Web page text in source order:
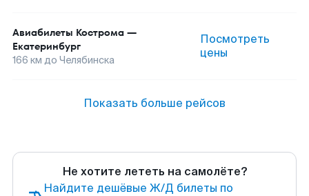
Авиабилеты Кострома —
Екатеринбург
166 км до Челябинска
Посмотреть
цены
Показать больше рейсов
Не хотите лететь на самолёте?
Найдите дешёвые Ж/Д билеты по